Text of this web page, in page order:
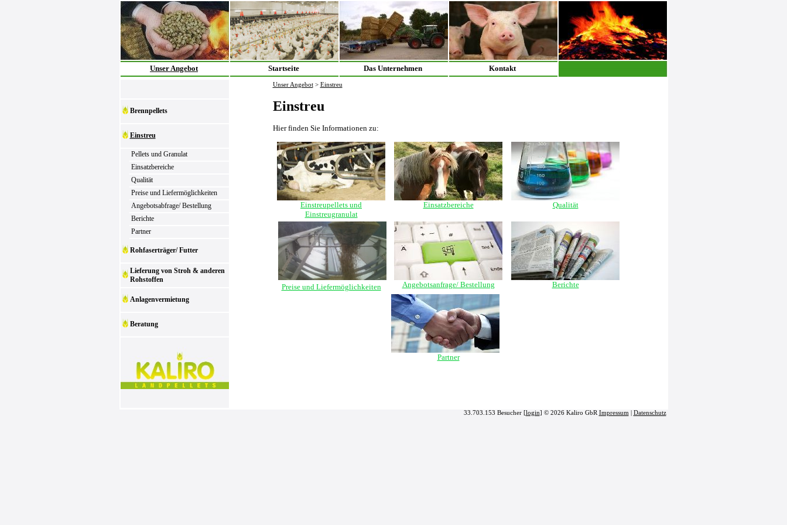
Unser Angebot Startseite Das Unternehmen Kontakt
Brennpellets
Einstreu
Pellets und Granulat
Einsatzbereiche
Qualität
Preise und Liefermöglichkeiten
Angebotsabfrage/ Bestellung
Berichte
Partner
Rohfaserträger/ Futter
Lieferung von Stroh & anderen
Rohstoffen
Anlagenvermietung
Beratung
Unser Angebot > Einstreu
Einstreu
Hier finden Sie Informationen zu:
Einstreupellets und
Einstreugranulat
Einsatzbereiche Qualität
Preise und Liefermöglichkeiten Angebotsanfrage/ Bestellung Berichte
Partner
33.703.153 Besucher [login] © 2026 Kaliro GbR Impressum Datenschutz